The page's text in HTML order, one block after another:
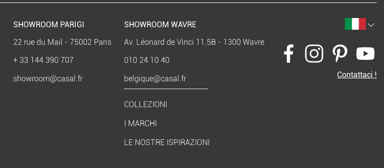
SHOWROOM PARIGI
22 rue du Mail - 75002 Paris
+ 33 144 390 707
showroom@casal.fr
SHOWROOM WAVRE
Av. Léonard de Vinci 11.5B - 1300 Wavre
010 24 10 40
belgique@casal.fr
COLLEZIONI
I MARCHI
LE NOSTRE ISPIRAZIONI
Contattaci !